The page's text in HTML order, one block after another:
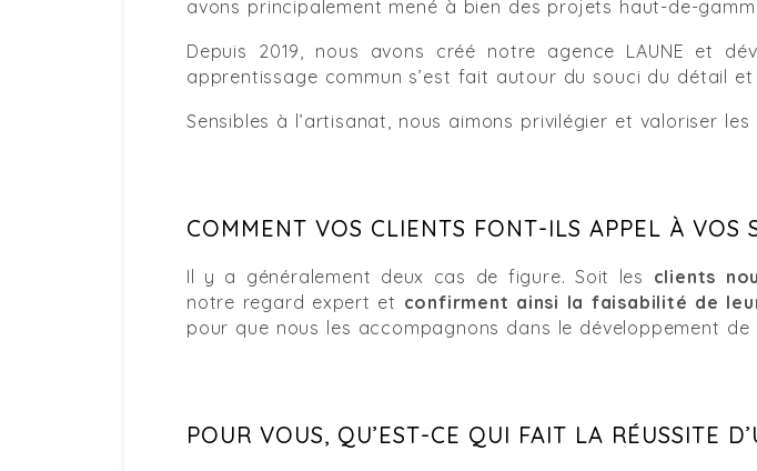
avons principalement mené à bien des projets haut-de-
Depuis 2019, nous avons créé notre agence LAUNE et
apprentissage commun s’est fait autour du souci du détail
Sensibles à l’artisanat, nous aimons privilégier et valoriser
COMMENT VOS CLIENTS FONT-ILS APPEL À VOS
Il y a généralement deux cas de figure. Soit les clients
notre regard expert et confirment ainsi la faisabilité de
pour que nous les accompagnons dans le développement de
POUR VOUS, QU’EST-CE QUI FAIT LA RÉUSSITE